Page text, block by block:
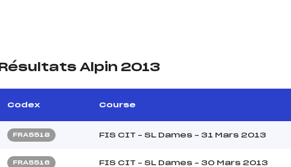
Résultats Alpin 2013
Codex Course
FRA5518 FIS CIT – SL Dames – 31 Mars 2013
FRA5516 FIS CIT – SL Dames – 30 Mars 2013